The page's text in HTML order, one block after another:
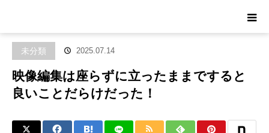
映像編集は座らずに立ったままですると良
未分類 2025.07.14
映像編集は座らずに立ったままですると
良いことだらけだった！